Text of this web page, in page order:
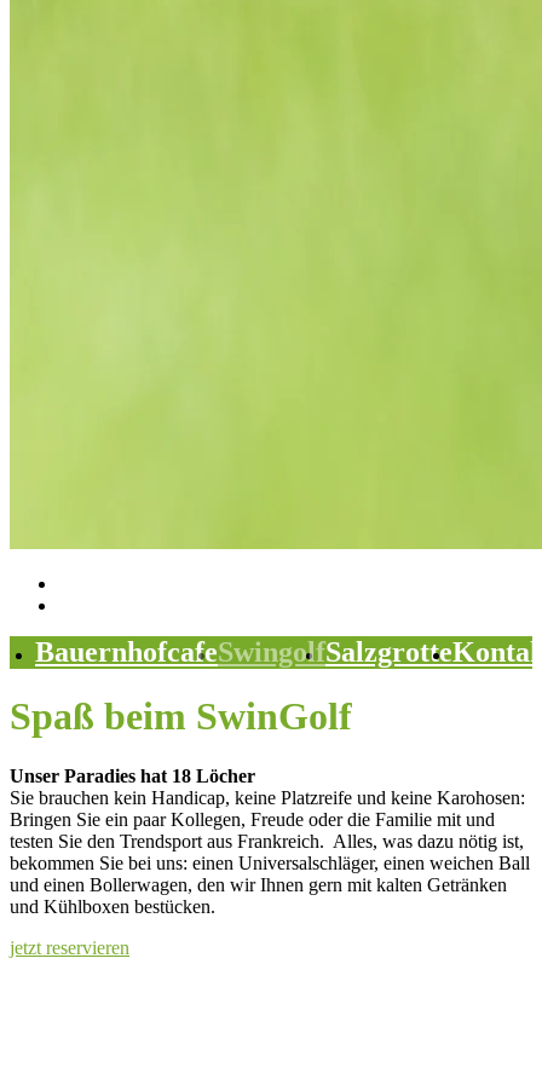
BauernhofcafeSwingolfSalzgrotte
Spaß beim SwinGolf
Unser Paradies hat 18 Löcher
Sie brauchen kein Handicap, keine Platzreife und keine Karohosen:
Bringen Sie ein paar Kollegen, Freude oder die Familie mit und
testen Sie den Trendsport aus Frankreich. Alles, was dazu nötig ist,
bekommen Sie bei uns: einen Universalschläger, einen weichen Ball
und einen Bollerwagen, den wir Ihnen gern mit kalten Getränken
und Kühlboxen bestücken.
jetzt reservieren